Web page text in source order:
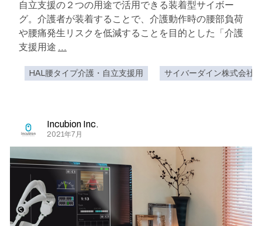
自立支援の２つの用途で活用できる装着型サイボー
グ。介護者が装着することで、介護動作時の腰部負荷
や腰痛発生リスクを低減することを目的とした「介護
支援用途 ...
HAL腰タイプ介護・自立支援用 サイバーダイン株式会社
Incubion Inc.
2021年7月